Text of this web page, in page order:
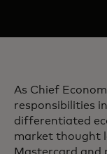
As Chief
responsibilities
differentiated
market thought